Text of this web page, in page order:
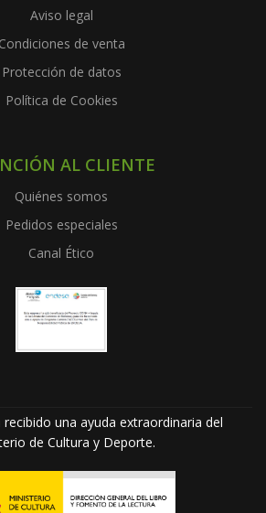
Aviso legal
Condiciones de venta
Protección de datos
Política de Cookies
AL CLIENTE
Quiénes somos
Pedidos especiales
Canal Ético
una ayuda extraordinaria del
de Cultura y Deporte.